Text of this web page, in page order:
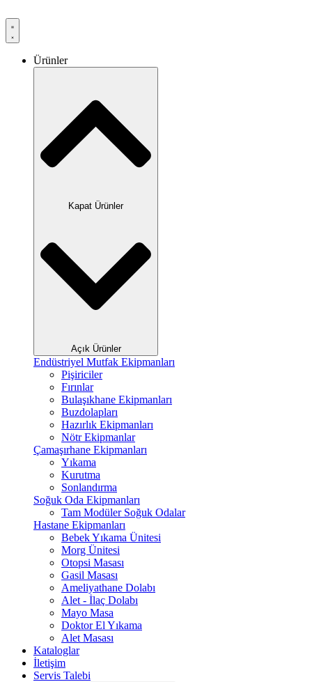
Ürünler
Kapat Ürünler
Açık Ürünler
Endüstriyel Mutfak Ekipmanları
Pişiriciler
Fırınlar
Bulaşıkhane Ekipmanları
Buzdolapları
Hazırlık Ekipmanları
Nötr Ekipmanlar
Çamaşırhane Ekipmanları
Yıkama
Kurutma
Sonlandırma
Soğuk Oda Ekipmanları
Tam Modüler Soğuk Odalar
Hastane Ekipmanları
Bebek Yıkama Ünitesi
Morg Ünitesi
Otopsi Masası
Gasil Masası
Ameliyathane Dolabı
Alet - İlaç Dolabı
Mayo Masa
Doktor El Yıkama
Alet Masası
Kataloglar
İletişim
Servis Talebi